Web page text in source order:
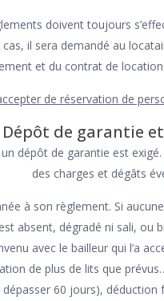
doivent toujours
il sera demandé au
et du contrat de
de réservation de
Dépôt de garantie
dépôt de garantie est
des charges et dégâts
à son règlement. Si
absent, dégradé ni sali, ou
avec le bailleur qui l’a
de plus de lits que
60 jours),